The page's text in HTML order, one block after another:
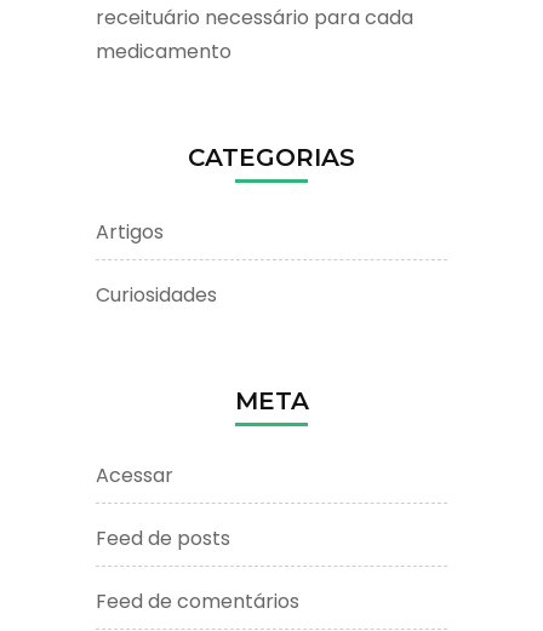
receituário necessário para cada
medicamento
CATEGORIAS
Artigos
Curiosidades
META
Acessar
Feed de posts
Feed de comentários